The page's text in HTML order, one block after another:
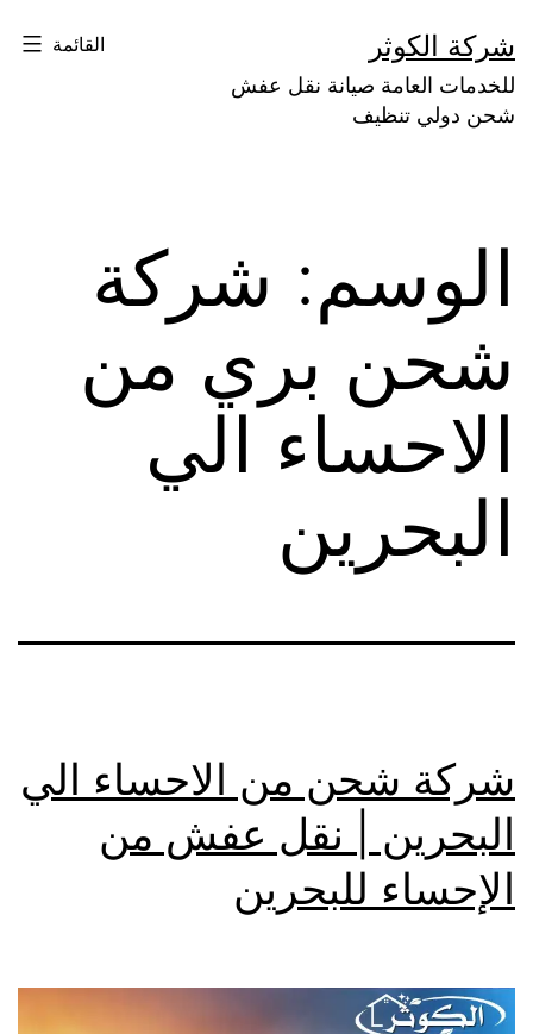
إلى
المحتوى
شركة الكوثر
للخدمات العامة صيانة نقل عفش
شحن دولي تنظيف
القائمة
الوسم: شركة
شحن بري من
الاحساء الي
البحرين
شركة شحن من الاحساء الي
البحرين | نقل عفش من
الإحساء للبحرين